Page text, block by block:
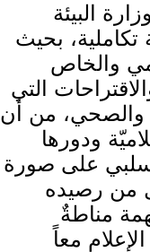
البيئة
بحيث
والخاص
التي
والصحي، من أن
ودورها
سلبي على صورة
من رصيده
مناطةٌ